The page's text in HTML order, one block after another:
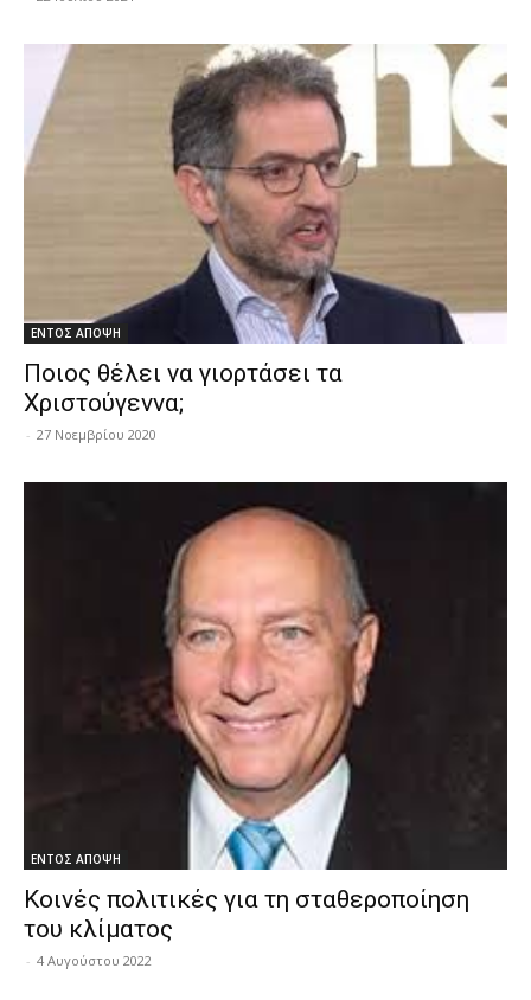
ΕΝΤΟΣ ΑΠΟΨΗ
Ποιος θέλει να γιορτάσει τα
Χριστούγεννα;
- 27 Νοεμβρίου 2020
ΕΝΤΟΣ ΑΠΟΨΗ
Κοινές πολιτικές για τη σταθεροποίηση
του κλίματος
- 4 Αυγούστου 2022